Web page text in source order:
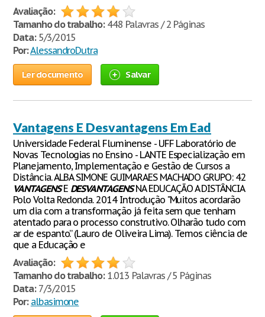
Avaliação:
Tamanho do trabalho:448 Palavras / 2 Páginas
Data:5/3/2015
Por:AlessandroDutra
Ler documento Salvar
Vantagens E Desvantagens Em Ead
Universidade Federal Fluminense - UFF Laboratório de
Novas Tecnologias no Ensino - LANTE Especialização em
Planejamento, Implementação e Gestão de Cursos a
Distância. ALBA SIMONE GUIMARAES MACHADO GRUPO: 42
VANTAGENSE DESVANTAGENSNA EDUCAÇÃO A DISTÂNCIA
Polo Volta Redonda. 2014 Introdução "Muitos acordarão
um dia com a transformação já feita sem que tenham
atentado para o processo construtivo. Olharão tudo com
ar de espanto.” (Lauro de Oliveira Lima). Temos ciência de
que a Educação e
Avaliação:
Tamanho do trabalho:1.013 Palavras / 5 Páginas
Data:7/3/2015
Por: albasimone